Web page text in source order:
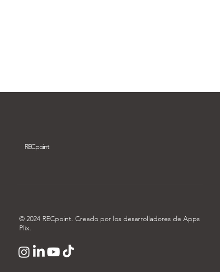
RECpoint
© 2024 RECpoint. Creado por los desarrolladores de Apps
Plix.